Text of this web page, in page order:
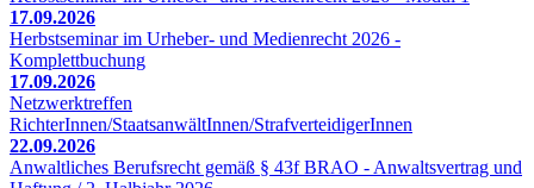
17.09.2026
Herbstseminar im Urheber- und Medienrecht 2026 -
Komplettbuchung
17.09.2026
Netzwerktreffen
RichterInnen/StaatsanwältInnen/StrafverteidigerInnen
22.09.2026
Anwaltliches Berufsrecht gemäß § 43f BRAO - Anwaltsvertrag und